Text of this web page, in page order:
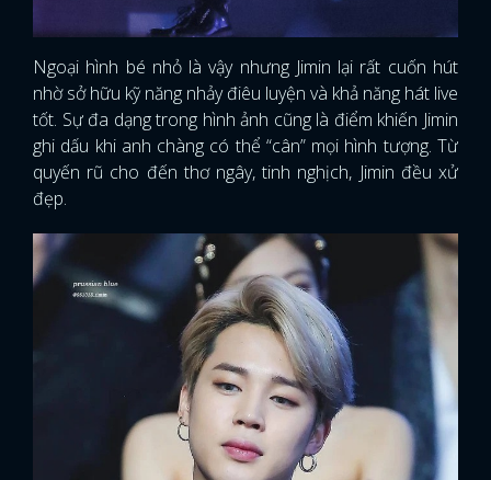
Ngoại hình bé nhỏ là vậy nhưng Jimin lại rất cuốn hút
nhờ sở hữu kỹ năng nhảy điêu luyện và khả năng hát live
tốt. Sự đa dạng trong hình ảnh cũng là điểm khiến Jimin
ghi dấu khi anh chàng có thể “cân” mọi hình tượng. Từ
quyến rũ cho đến thơ ngây, tinh nghịch, Jimin đều xử
đẹp.